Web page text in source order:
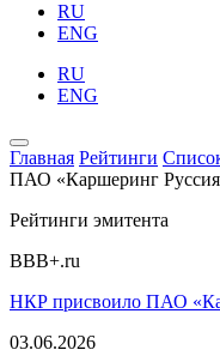
RU
ENG
RU
ENG
Главная Рейтинги
ПАО «Каршеринг
Рейтинги эмитента
BBB+.ru
НКР присвоило ПАО
03.06.2026